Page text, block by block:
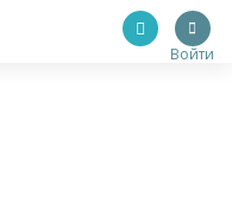
Войти